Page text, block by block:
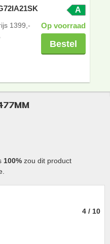
A
1399,- Op voorraad
Bestel
100% zou dit product
4 / 10